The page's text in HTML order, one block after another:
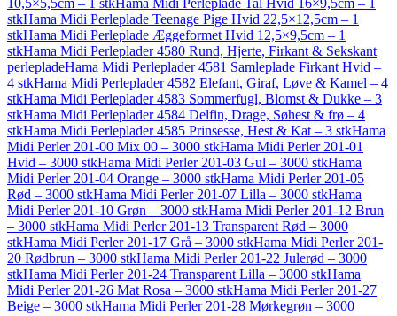
10,5×5,5cm – 1 stkHama Midi Perleplade Tal Hvid 16×9,5cm – 1
stkHama Midi Perleplade Teenage Pige Hvid 22,5×12,5cm – 1
stkHama Midi Perleplade Æggeformet Hvid 12,5×9,5cm – 1
stkHama Midi Perleplader 4580 Rund, Hjerte, Firkant & Sekskant
perlepladeHama Midi Perleplader 4581 Samleplade Firkant Hvid –
4 stkHama Midi Perleplader 4582 Elefant, Giraf, Løve & Kamel – 4
stkHama Midi Perleplader 4583 Sommerfugl, Blomst & Dukke – 3
stkHama Midi Perleplader 4584 Delfin, Drage, Søhest & frø – 4
stkHama Midi Perleplader 4585 Prinsesse, Hest & Kat – 3 stkHama
Midi Perler 201-00 Mix 00 – 3000 stkHama Midi Perler 201-01
Hvid – 3000 stkHama Midi Perler 201-03 Gul – 3000 stkHama
Midi Perler 201-04 Orange – 3000 stkHama Midi Perler 201-05
Rød – 3000 stkHama Midi Perler 201-07 Lilla – 3000 stkHama
Midi Perler 201-10 Grøn – 3000 stkHama Midi Perler 201-12 Brun
– 3000 stkHama Midi Perler 201-13 Transparent Rød – 3000
stkHama Midi Perler 201-17 Grå – 3000 stkHama Midi Perler 201-
20 Rødbrun – 3000 stkHama Midi Perler 201-22 Julerød – 3000
stkHama Midi Perler 201-24 Transparent Lilla – 3000 stkHama
Midi Perler 201-26 Mat Rosa – 3000 stkHama Midi Perler 201-27
Beige – 3000 stkHama Midi Perler 201-28 Mørkegrøn – 3000